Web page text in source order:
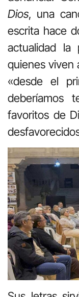
Dios, una
escrita hace
actualidad la
quienes viven
«desde el
deberíamos
favoritos de